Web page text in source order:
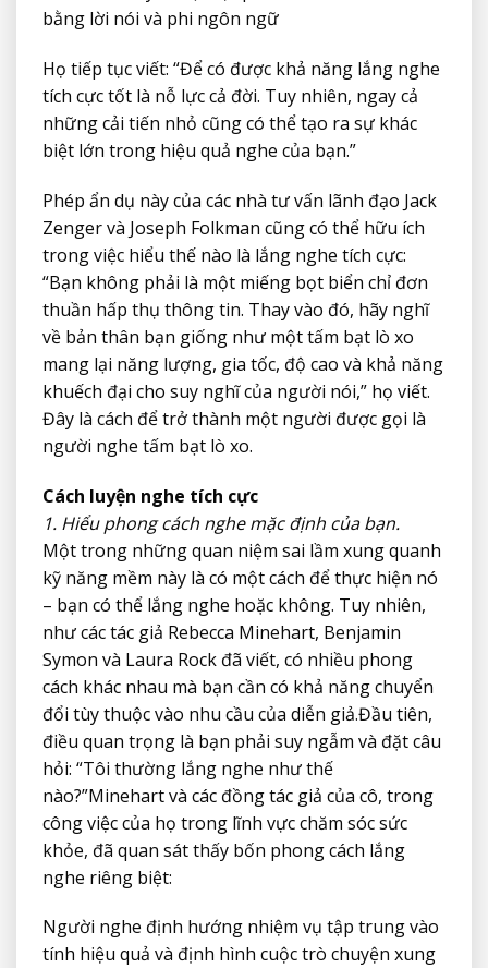
bằng lời nói và phi ngôn ngữ
Họ tiếp tục viết: “Để có được khả năng lắng nghe
tích cực tốt là nỗ lực cả đời. Tuy nhiên, ngay cả
những cải tiến nhỏ cũng có thể tạo ra sự khác
biệt lớn trong hiệu quả nghe của bạn.”
Phép ẩn dụ này của các nhà tư vấn lãnh đạo Jack
Zenger và Joseph Folkman cũng có thể hữu ích
trong việc hiểu thế nào là lắng nghe tích cực:
“Bạn không phải là một miếng bọt biển chỉ đơn
thuần hấp thụ thông tin. Thay vào đó, hãy nghĩ
về bản thân bạn giống như một tấm bạt lò xo
mang lại năng lượng, gia tốc, độ cao và khả năng
khuếch đại cho suy nghĩ của người nói,” họ viết.
Đây là cách để trở thành một người được gọi là
người nghe tấm bạt lò xo.
Cách luyện nghe tích cực
1. Hiểu phong cách nghe mặc định của bạn.
Một trong những quan niệm sai lầm xung quanh
kỹ năng mềm này là có một cách để thực hiện nó
– bạn có thể lắng nghe hoặc không. Tuy nhiên,
như các tác giả Rebecca Minehart, Benjamin
Symon và Laura Rock đã viết, có nhiều phong
cách khác nhau mà bạn cần có khả năng chuyển
đổi tùy thuộc vào nhu cầu của diễn giả.Đầu tiên,
điều quan trọng là bạn phải suy ngẫm và đặt câu
hỏi: “Tôi thường lắng nghe như thế
nào?”Minehart và các đồng tác giả của cô, trong
công việc của họ trong lĩnh vực chăm sóc sức
khỏe, đã quan sát thấy bốn phong cách lắng
nghe riêng biệt:
Người nghe định hướng nhiệm vụ tập trung vào
tính hiệu quả và định hình cuộc trò chuyện xung